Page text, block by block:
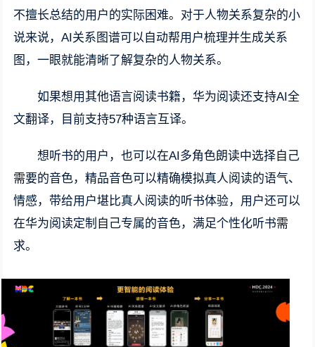
不擅长总结的用户的实际困难。对于人物关系复杂的小
说来说，AI关系图谱可以自动帮用户梳理并生成关系
图，一眼就能清晰了解复杂的人物关系。
如果想用其他语言阅读书籍，华为阅读还支持AI全
文翻译，目前支持57种语言互译。
想听书的用户，也可以在AI多角色朗读中选择自己
需要的音色，精品音色可以精确模拟真人阅读的语气、
情感，带给用户堪比真人阅读的听书体验，用户还可以
在华为阅读定制自己专属的音色，满足个性化听书需
求。